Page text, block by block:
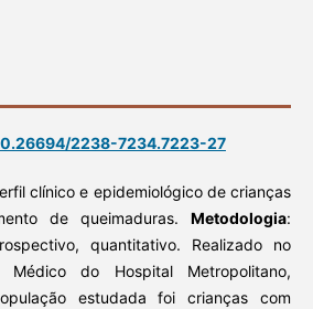
2238-7234.7223-27
clínico e epidemiológico de crianças
de queimaduras.Metodologia:
quantitativo. Realizado no
do Hospital Metropolitano,
estudada foi crianças com